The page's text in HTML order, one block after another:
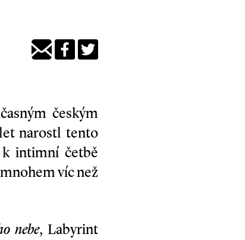
českým
narostl tento
intimní četbě
víc než
nebe, Labyrint